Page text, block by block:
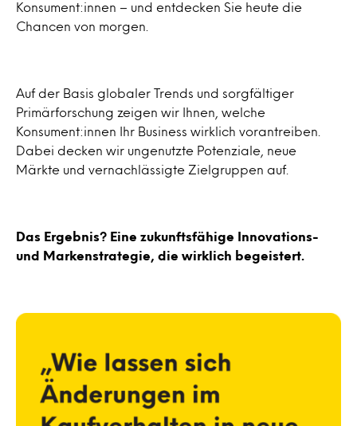
Konsument:innen – und entdecken Sie heute die
Chancen von morgen.
Auf der Basis globaler Trends und sorgfältiger
Primärforschung zeigen wir Ihnen, welche
Konsument:innen Ihr Business wirklich vorantreiben.
Dabei decken wir ungenutzte Potenziale, neue
Märkte und vernachlässigte Zielgruppen auf.
Das Ergebnis? Eine zukunftsfähige Innovations-
und Markenstrategie, die wirklich begeistert.